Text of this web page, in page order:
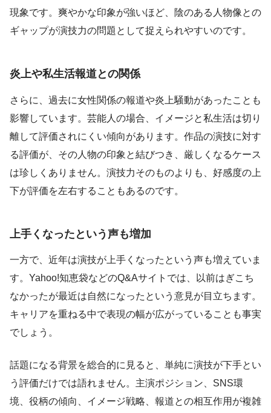
現象です。爽やかな印象が強いほど、陰のある人物像との
ギャップが演技力の問題として捉えられやすいのです。
炎上や私生活報道との関係
さらに、過去に女性関係の報道や炎上騒動があったことも
影響しています。芸能人の場合、イメージと私生活は切り
離して評価されにくい傾向があります。作品の演技に対す
る評価が、その人物の印象と結びつき、厳しくなるケース
は珍しくありません。演技力そのものよりも、好感度の上
下が評価を左右することもあるのです。
上手くなったという声も増加
一方で、近年は演技が上手くなったという声も増えていま
す。Yahoo!知恵袋などのQ&Aサイトでは、以前はぎこち
なかったが最近は自然になったという意見が目立ちます。
キャリアを重ねる中で表現の幅が広がっていることも事実
でしょう。
話題になる背景を総合的に見ると、単純に演技が下手とい
う評価だけでは語れません。主演ポジション、SNS環
境、役柄の傾向、イメージ戦略、報道との相互作用が複雑